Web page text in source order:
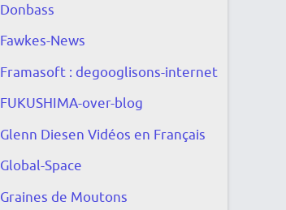
Donbass
Fawkes-News
Framasoft : degooglisons-internet
FUKUSHIMA-over-blog
Glenn Diesen Vidéos en Français
Global-Space
Graines de Moutons